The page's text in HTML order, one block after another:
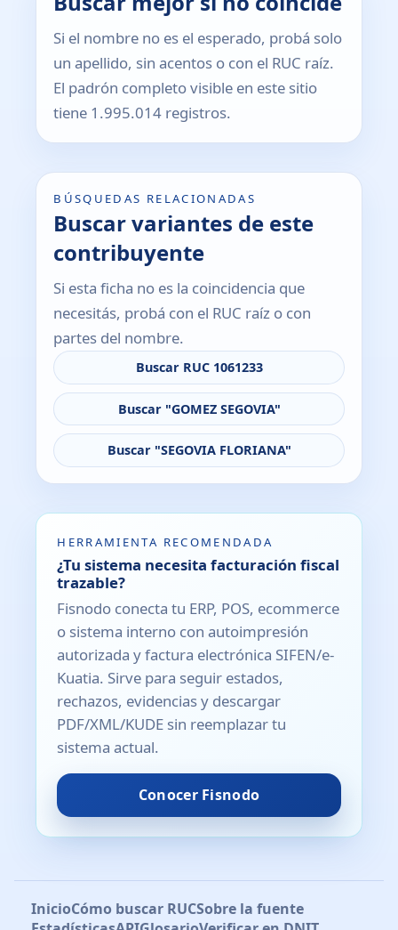
Si el nombre no es el esperado, probá solo
un apellido, sin acentos o con el RUC raíz.
El padrón completo visible en este sitio
tiene 1.995.014 registros.
BÚSQUEDAS RELACIONADAS
Buscar variantes de este
contribuyente
Si esta ficha no es la coincidencia que
necesitás, probá con el RUC raíz o con
partes del nombre.
Buscar RUC 1061233
Buscar "GOMEZ SEGOVIA"
Buscar "SEGOVIA FLORIANA"
HERRAMIENTA RECOMENDADA
¿Tu sistema necesita facturación fiscal
trazable?
Fisnodo conecta tu ERP, POS, ecommerce
o sistema interno con autoimpresión
autorizada y factura electrónica SIFEN/e-
Kuatia. Sirve para seguir estados,
rechazos, evidencias y descargar
PDF/XML/KUDE sin reemplazar tu
sistema actual.
Conocer Fisnodo
InicioCómo buscar RUCSobre la fuente